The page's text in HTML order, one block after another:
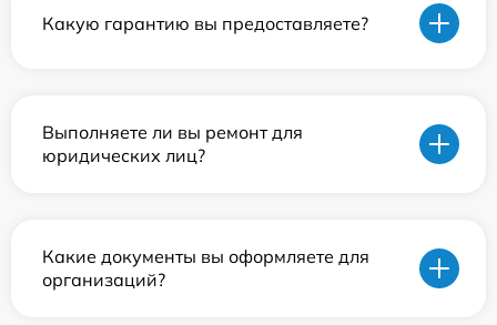
Какую гарантию вы предоставляете?
Выполняете ли вы ремонт для
юридических лиц?
Какие документы вы оформляете для
организаций?